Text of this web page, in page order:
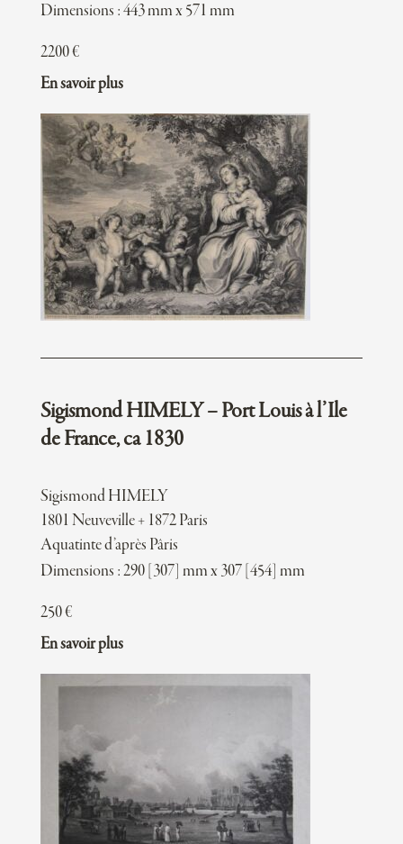
Dimensions : 443 mm x 571 mm
2200€
En savoir plus
Sigismond HIMELY – Port Louis à l’Ile
de France, ca 1830
Sigismond HIMELY
1801 Neuveville + 1872 Paris
Aquatinte d’après Pâris
Dimensions : 290 [307] mm x 307 [454] mm
250€
En savoir plus